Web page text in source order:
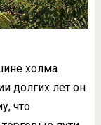
холма
долгих лет он
что